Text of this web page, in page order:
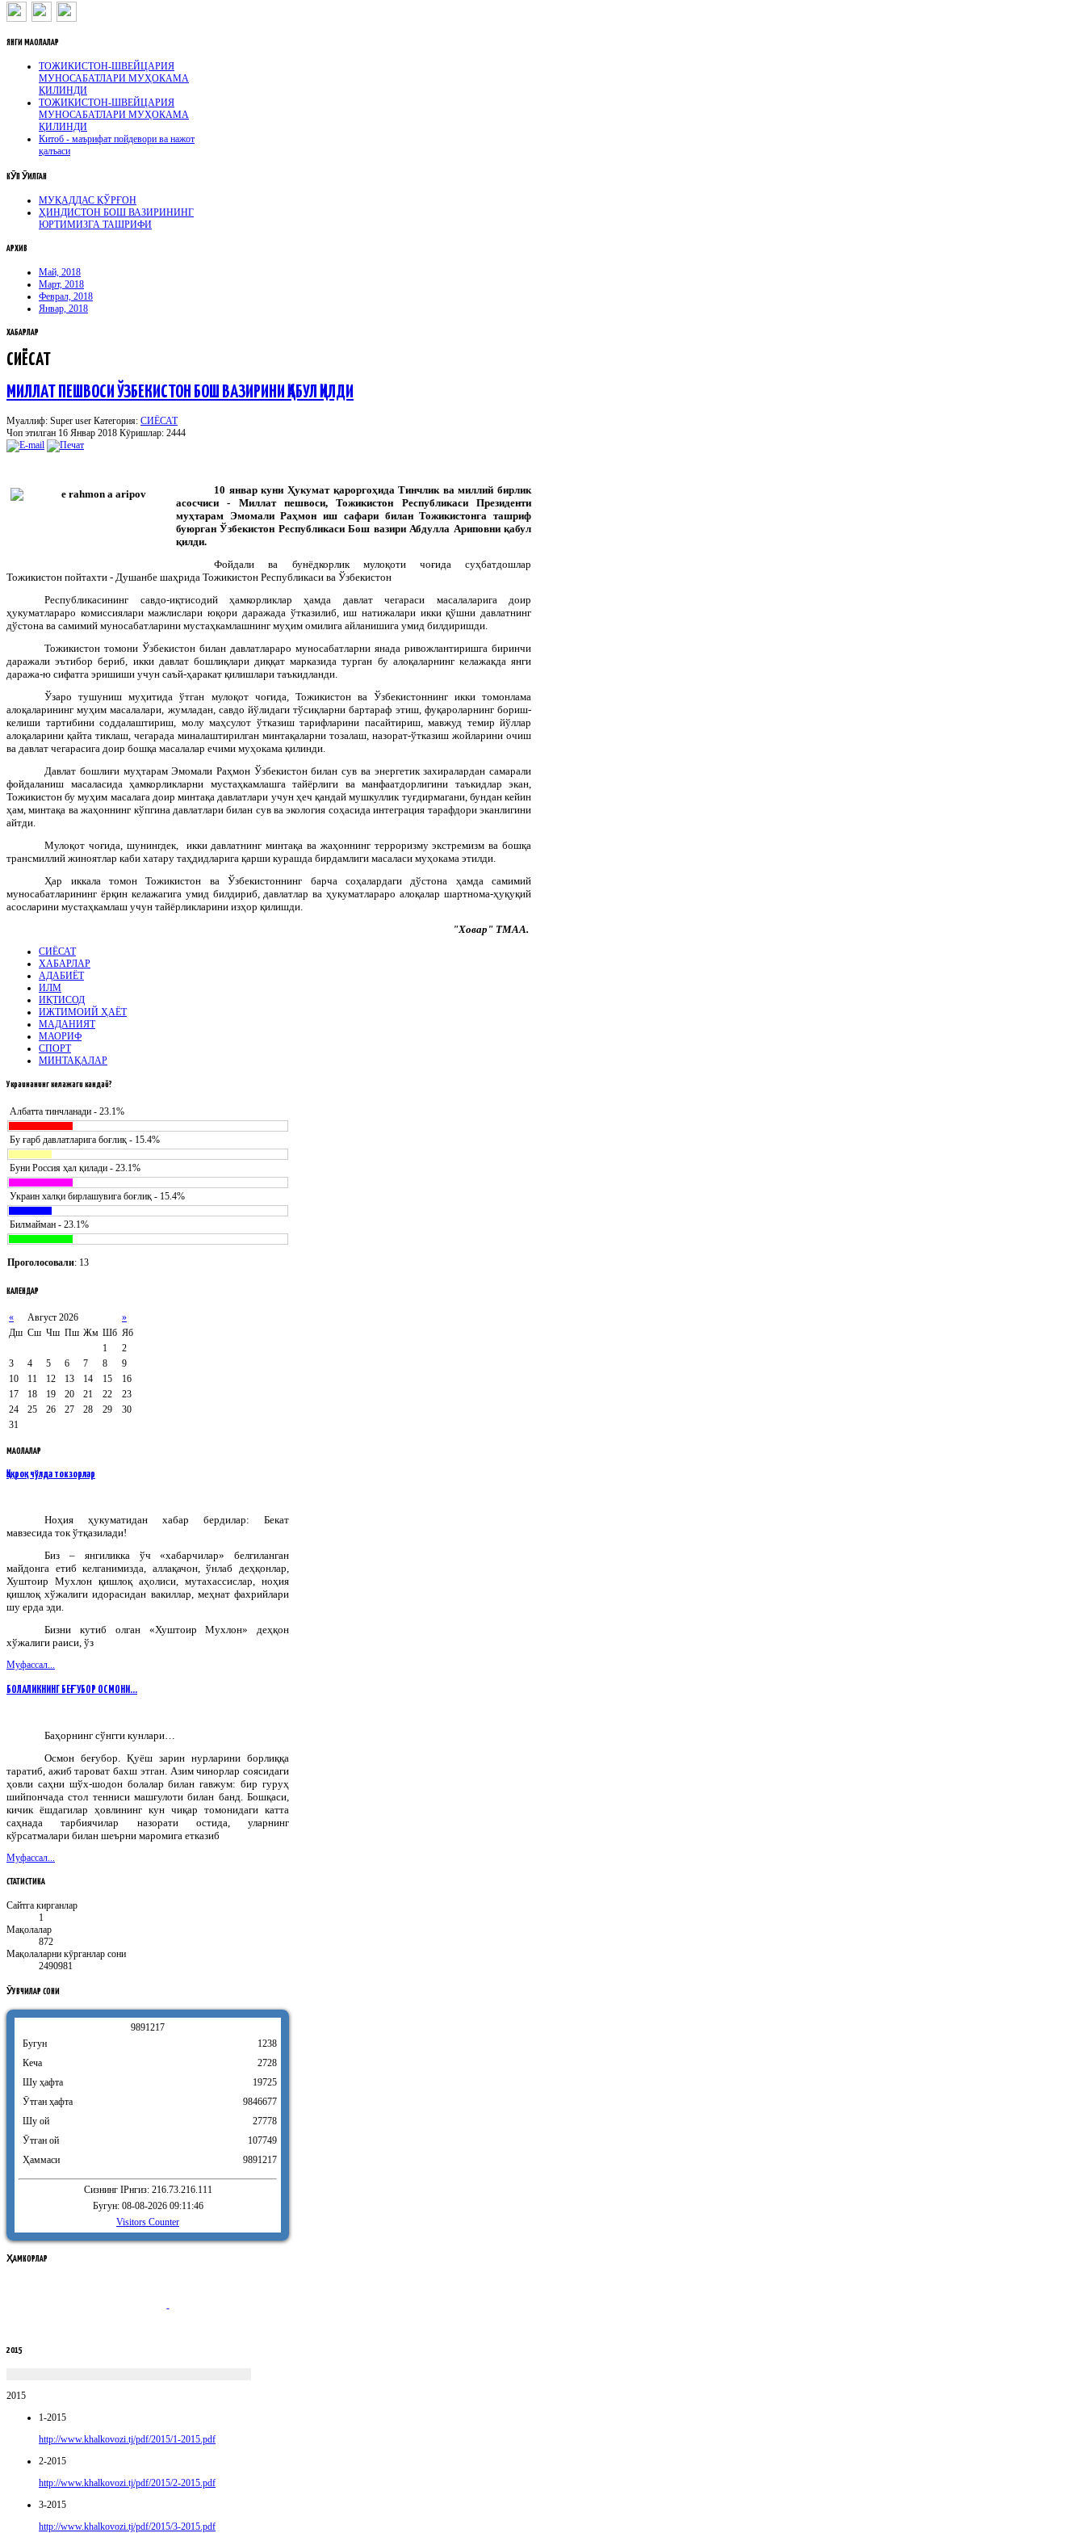
ЯНГИ МАҚОЛАЛАР
ТОЖИКИСТОН-ШВЕЙЦАРИЯ
МУНОСАБАТЛАРИ МУҲОКАМА
ҚИЛИНДИ
ТОЖИКИСТОН-ШВЕЙЦАРИЯ
МУНОСАБАТЛАРИ МУҲОКАМА
ҚИЛИНДИ
Китоб - маърифат пойдевори ва нажот
қалъаси
КӮП ӮҚИЛГАН
МУҚАДДАС ҚЎРҒОН
ҲИНДИСТОН БОШ ВАЗИРИНИНГ
ЮРТИМИЗГА ТАШРИФИ
АРХИВ
Май, 2018
Март, 2018
Феврал, 2018
Январ, 2018
ХАБАРЛАР
СИЁСАТ
МИЛЛАТ ПЕШВОСИ ЎЗБЕКИСТОН БОШ ВАЗИРИНИ ҚАБУЛ ҚИЛДИ
Муаллиф: Super user Категория: СИЁСАТ
Чоп этилган 16 Январ 2018 Кӯришлар: 2444
10 январ куни Ҳукумат қароргоҳида Тинчлик ва миллий бирлик
асосчиси - Миллат пешвоси, Тожикистон Республикаси Президенти
муҳтарам Эмомали Раҳмон иш сафари билан Тожикистонга ташриф
буюрган Ўзбекистон Республикаси Бош вазири Абдулла Ариповни қабул
қилди.
Фойдали ва бунёдкорлик мулоқоти чоғида суҳбатдошлар
Тожикистон пойтахти - Душанбе шаҳрида Тожикистон Республикаси ва Ўзбекистон
Республикасининг савдо-иқтисодий ҳамкорликлар ҳамда давлат чегараси масалаларига доир
ҳукуматлараро комиссиялари мажлислари юқори даражада ўтказилиб, иш натижалари икки қўшни давлатнинг
дўстона ва самимий муносабатларини мустаҳкамлашнинг муҳим омилига айланишига умид билдиришди.
Тожикистон томони Ўзбекистон билан давлатлараро муносабатларни янада ривожлантиришга биринчи
даражали эътибор бериб, икки давлат бошлиқлари диққат марказида турган бу алоқаларнинг келажакда янги
даража-ю сифатга эришиши учун саъй-ҳаракат қилишлари таъкидланди.
Ўзаро тушуниш муҳитида ўтган мулоқот чоғида, Тожикистон ва Ўзбекистоннинг икки томонлама
алоқаларининг муҳим масалалари, жумладан, савдо йўлидаги тўсиқларни бартараф этиш, фуқароларнинг бориш-
келиши тартибини соддалаштириш, молу маҳсулот ўтказиш тарифларини пасайтириш, мавжуд темир йўллар
алоқаларини қайта тиклаш, чегарада миналаштирилган минтақаларни тозалаш, назорат-ўтказиш жойларини очиш
ва давлат чегарасига доир бошқа масалалар ечими муҳокама қилинди.
Давлат бошлиғи муҳтарам Эмомали Раҳмон Ўзбекистон билан сув ва энергетик захиралардан самарали
фойдаланиш масаласида ҳамкорликларни мустаҳкамлашга тайёрлиги ва манфаатдорлигини таъкидлар экан,
Тожикистон бу муҳим масалага доир минтақа давлатлари учун ҳеч қандай мушкуллик туғдирмагани, бундан кейин
ҳам, минтақа ва жаҳоннинг кўпгина давлатлари билан сув ва экология соҳасида интеграция тарафдори эканлигини
айтди.
Мулоқот чоғида, шунингдек, икки давлатнинг минтақа ва жаҳоннинг терроризму экстремизм ва бошқа
трансмиллий жиноятлар каби хатару таҳдидларига қарши курашда бирдамлиги масаласи муҳокама этилди.
Ҳар иккала томон Тожикистон ва Ўзбекистоннинг барча соҳалардаги дўстона ҳамда самимий
муносабатларининг ёрқин келажагига умид билдириб, давлатлар ва ҳукуматлараро алоқалар шартнома-ҳуқуқий
асосларини мустаҳкамлаш учун тайёрликларини изҳор қилишди.
"Ховар" ТМАА.
СИЁСАТ
ХАБАРЛАР
АДАБИЁТ
ИЛМ
ИҚТИСОД
ИЖТИМОИЙ ҲАЁТ
МАДАНИЯТ
МАОРИФ
СПОРТ
МИНТАҚАЛАР
Украинанингкелажаги кандай?
Албатта тинчланади - 23.1%
Бу ғарб давлатларига боғлиқ - 15.4%
Буни Россия ҳал қилади - 23.1%
Украин халқи бирлашувига боғлиқ - 15.4%
Билмайман - 23.1%
Проголосовали: 13
КАЛЕНДАР
« Август 2026
»
Дш Сш Чш Пш Жм Шб Яб
1
2
3
4 5 6 7 8
9
10
11 12 13 14 15
16
17
18 19 20 21 22
23
24
25 26 27 28 29
30
31
МАҚОЛАЛАР
Қақроқ чўлда токзорлар
Ноҳия ҳукуматидан хабар бердилар: Бекат
мавзесида ток ўтқазилади!
Биз – янгиликка ўч «хабарчилар» белгиланган
майдонга етиб келганимизда, аллақачон, ўнлаб деҳқонлар,
Хуштоир Мухлон қишлоқ аҳолиси, мутахассислар, ноҳия
қишлоқ хўжалиги идорасидан вакиллар, меҳнат фахрийлари
шу ерда эди.
Бизни кутиб олган «Хуштоир Мухлон» деҳқон
хўжалиги раиси, ўз
Муфассал...
БОЛАЛИКНИНГ БЕҒУБОР ОСМОНИ…
Баҳорнинг сўнгги кунлари…
Осмон беғубор. Қуёш зарин нурларини борлиққа
таратиб, ажиб тароват бахш этган. Азим чинорлар соясидаги
ҳовли саҳни шўх-шодон болалар билан гавжум: бир гуруҳ
шийпончада стол тенниси машғулоти билан банд. Бошқаси,
кичик ёшдагилар ҳовлининг кун чиқар томонидаги катта
саҳнада тарбиячилар назорати остида, уларнинг
кўрсатмалари билан шеърни маромига етказиб
Муфассал...
СТАТИСТИКА
Сайтга кирганлар
1
Мақолалар
872
Мақолаларни кӯрганлар сони
2490981
ӮҚУВЧИЛАРСОНИ
9891217
Бугун
Кеча
Шу ҳафта
Ӯтган ҳафта
Шу ой
Ӯтган ой
Ҳаммаси
1238
2728
19725
9846677
27778
107749
9891217
Сизнинг IPнгиз: 216.73.216.111
Бугун: 08-08-2026 09:11:46
Visitors Counter
ҲАМКОРЛАР
2015
2015
1-2015
http://www.khalkovozi.tj/pdf/2015/1-2015.pdf
2-2015
http://www.khalkovozi.tj/pdf/2015/2-2015.pdf
3-2015
http://www.khalkovozi.tj/pdf/2015/3-2015.pdf